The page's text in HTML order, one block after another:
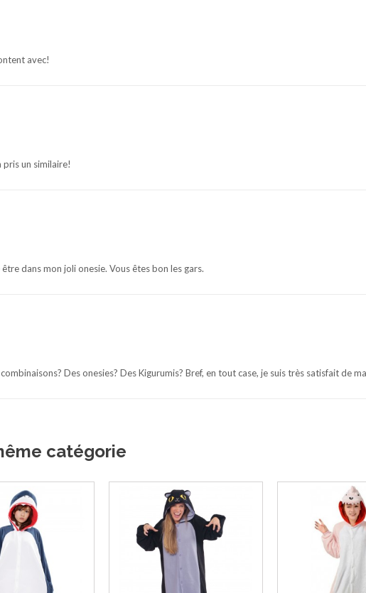
avec!
un similaire!
dans mon joli onesie. Vous êtes bon les gars.
Des onesies? Des Kigurumis? Bref, en tout case, je suis très satisfait de
catégorie